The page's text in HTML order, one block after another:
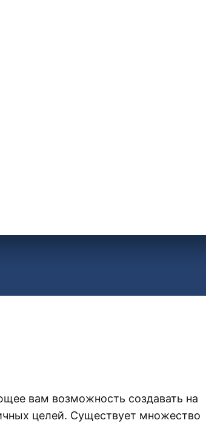
вам возможность создавать на
целей. Существует множество